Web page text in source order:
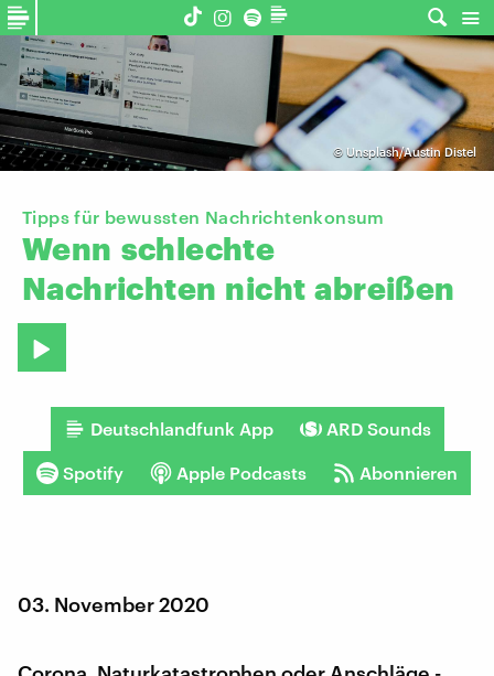
© Unsplash/Austin Distel
Tipps für bewussten Nachrichtenkonsum
Wenn schlechte
Nachrichten nicht abreißen
Deutschlandfunk App ARD Sounds
Spotify Apple Podcasts Abonnieren
03. November 2020